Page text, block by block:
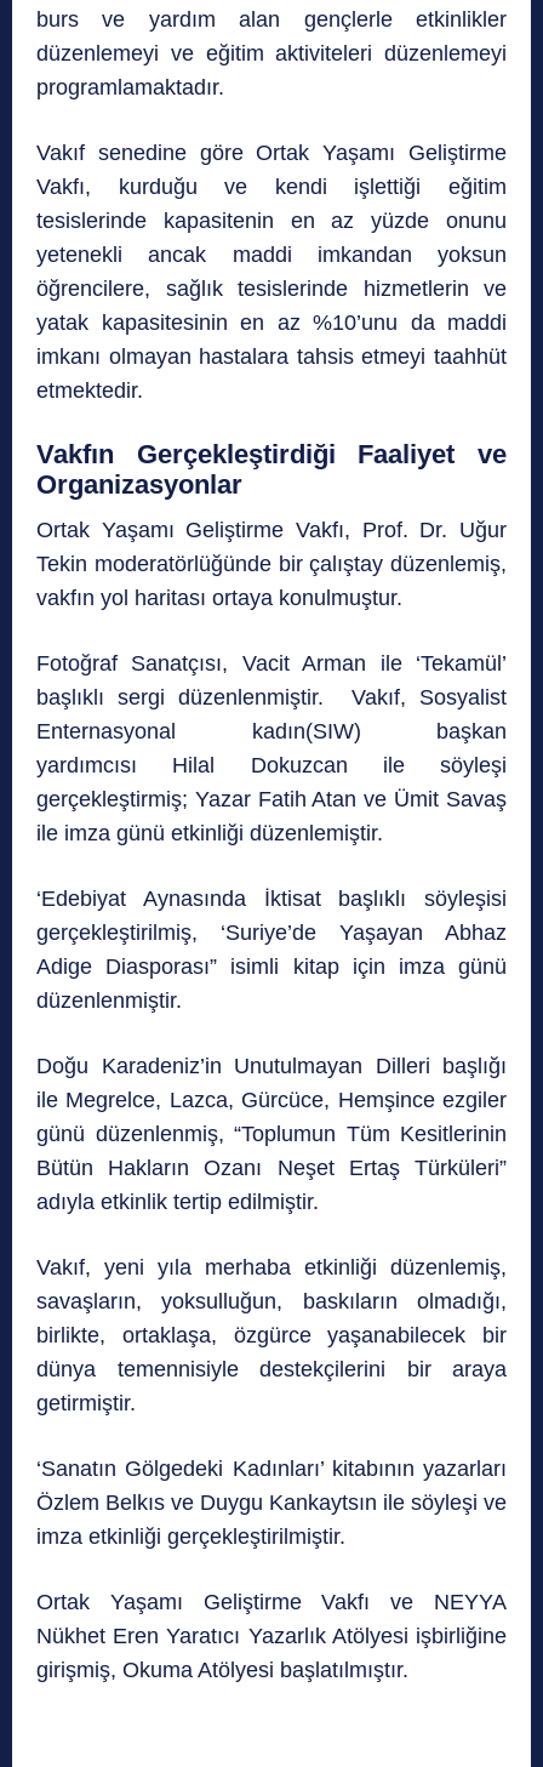
burs ve yardım alan gençlerle etkinlikler
düzenlemeyi ve eğitim aktiviteleri düzenlemeyi
programlamaktadır.
Vakıf senedine göre Ortak Yaşamı Geliştirme
Vakfı, kurduğu ve kendi işlettiği eğitim
tesislerinde kapasitenin en az yüzde onunu
yetenekli ancak maddi imkandan yoksun
öğrencilere, sağlık tesislerinde hizmetlerin ve
yatak kapasitesinin en az %10’unu da maddi
imkanı olmayan hastalara tahsis etmeyi taahhüt
etmektedir.
Vakfın Gerçekleştirdiği Faaliyet ve
Organizasyonlar
Ortak Yaşamı Geliştirme Vakfı, Prof. Dr. Uğur
Tekin moderatörlüğünde bir çalıştay düzenlemiş,
vakfın yol haritası ortaya konulmuştur.
Fotoğraf Sanatçısı, Vacit Arman ile ‘Tekamül’
başlıklı sergi düzenlenmiştir. Vakıf, Sosyalist
Enternasyonal kadın(SIW) başkan
yardımcısı Hilal Dokuzcan ile söyleşi
gerçekleştirmiş; Yazar Fatih Atan ve Ümit Savaş
ile imza günü etkinliği düzenlemiştir.
‘Edebiyat Aynasında İktisat başlıklı söyleşisi
gerçekleştirilmiş, ‘Suriye’de Yaşayan Abhaz
Adige Diasporası” isimli kitap için imza günü
düzenlenmiştir.
Doğu Karadeniz’in Unutulmayan Dilleri başlığı
ile Megrelce, Lazca, Gürcüce, Hemşince ezgiler
günü düzenlenmiş, “Toplumun Tüm Kesitlerinin
Bütün Hakların Ozanı Neşet Ertaş Türküleri”
adıyla etkinlik tertip edilmiştir.
Vakıf, yeni yıla merhaba etkinliği düzenlemiş,
savaşların, yoksulluğun, baskıların olmadığı,
birlikte, ortaklaşa, özgürce yaşanabilecek bir
dünya temennisiyle destekçilerini bir araya
getirmiştir.
‘Sanatın Gölgedeki Kadınları’ kitabının yazarları
Özlem Belkıs ve Duygu Kankaytsın ile söyleşi ve
imza etkinliği gerçekleştirilmiştir.
Ortak Yaşamı Geliştirme Vakfı ve NEYYA
Nükhet Eren Yaratıcı Yazarlık Atölyesi işbirliğine
girişmiş, Okuma Atölyesi başlatılmıştır.